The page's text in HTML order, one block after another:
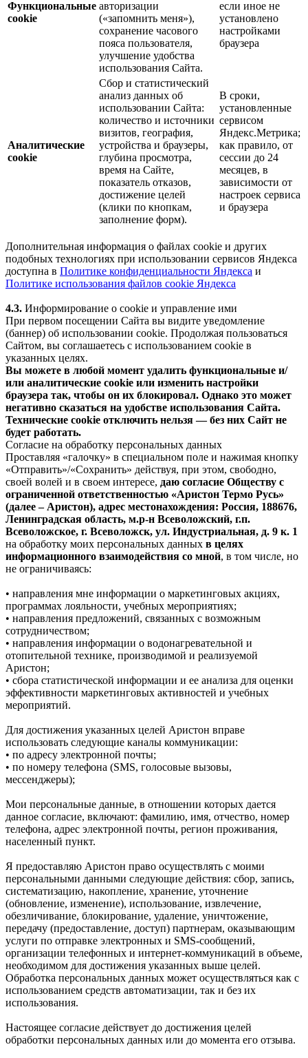
Функциональные
cookie
авторизации
(«запомнить меня»),
сохранение часового
пояса пользователя,
улучшение удобства
использования Сайта.
если иное не
установлено
настройками
браузера
Аналитические
cookie
Сбор и статистический
анализ данных об
использовании Сайта:
количество и источники
визитов, география,
устройства и браузеры,
глубина просмотра,
время на Сайте,
показатель отказов,
достижение целей
(клики по кнопкам,
заполнение форм).
В сроки,
установленные
сервисом
Яндекс.Метрика;
как правило, от
сессии до 24
месяцев, в
зависимости от
настроек сервиса
и браузера
Дополнительная информация о файлах cookie и других
подобных технологиях при использовании сервисов Яндекса
доступна в Политике конфиденциальности Яндекса и
Политике использования файлов cookie Яндекса
4.3. Информирование о cookie и управление ими
При первом посещении Сайта вы видите уведомление
(баннер) об использовании cookie. Продолжая пользоваться
Сайтом, вы соглашаетесь с использованием cookie в
указанных целях.
Вы можете в любой момент удалить функциональные и/
или аналитические cookie или изменить настройки
браузера так, чтобы он их блокировал. Однако это может
негативно сказаться на удобстве использования Сайта.
Технические cookie отключить нельзя — без них Сайт не
будет работать.
Согласие на обработку персональных данных
Проставляя «галочку» в специальном поле и нажимая кнопку
«Отправить»/«Сохранить» действуя, при этом, свободно,
своей волей и в своем интересе, даю согласие Обществу с
ограниченной ответственностью «Аристон Термо Русь»
(далее – Аристон), адрес местонахождения: Россия, 188676,
Ленинградская область, м.р-н Всеволожский, г.п.
Всеволожское, г. Всеволожск, ул. Индустриальная, д. 9 к. 1
на обработку моих персональных данных в целях
информационного взаимодействия со мной, в том числе, но
не ограничиваясь:
• направления мне информации о маркетинговых акциях,
программах лояльности, учебных мероприятиях;
• направления предложений, связанных с возможным
сотрудничеством;
• направления информации о водонагревательной и
отопительной технике, производимой и реализуемой
Аристон;
• сбора статистической информации и ее анализа для оценки
эффективности маркетинговых активностей и учебных
мероприятий.
Для достижения указанных целей Аристон вправе
использовать следующие каналы коммуникации:
• по адресу электронной почты;
• по номеру телефона (SMS, голосовые вызовы,
мессенджеры);
Мои персональные данные, в отношении которых дается
данное согласие, включают: фамилию, имя, отчество, номер
телефона, адрес электронной почты, регион проживания,
населенный пункт.
Я предоставляю Аристон право осуществлять с моими
персональными данными следующие действия: сбор, запись,
систематизацию, накопление, хранение, уточнение
(обновление, изменение), использование, извлечение,
обезличивание, блокирование, удаление, уничтожение,
передачу (предоставление, доступ) партнерам, оказывающим
услуги по отправке электронных и SMS‑сообщений,
организации телефонных и интернет‑коммуникаций в объеме,
необходимом для достижения указанных выше целей.
Обработка персональных данных может осуществляться как с
использованием средств автоматизации, так и без их
использования.
Настоящее согласие действует до достижения целей
обработки персональных данных или до момента его отзыва.